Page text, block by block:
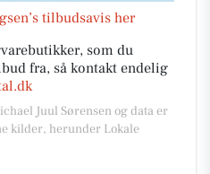
tilbudsavis her
som du
fra, så kontakt endelig
Juul Sørensen og data er
kilder, herunder Lokale